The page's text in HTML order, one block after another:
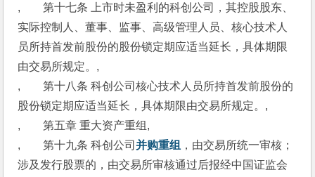
,　　第十七条 上市时未盈利的科创公司，其控股股东、
实际控制人、董事、监事、高级管理人员、核心技术人
员所持首发前股份的股份锁定期应适当延长，具体期限
由交易所规定。,
,　　第十八条 科创公司核心技术人员所持首发前股份的
股份锁定期应适当延长，具体期限由交易所规定。,
,　　第五章 重大资产重组,
,　　第十九条 科创公司并购重组 ，由交易所统一审核；
涉及发行股票的，由交易所审核通过后报经中国证监会